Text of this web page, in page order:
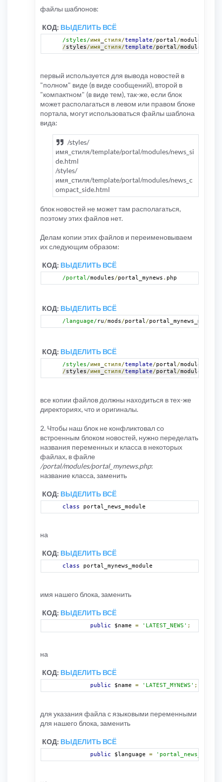
файлы шаблонов:
КОД: ВЫДЕЛИТЬ ВСЁ
/styles/имя стиля/template/portal/modules
/styles/имя стиля/template/portal/modules
первый используется для вывода новостей в
"полном" виде (в виде сообщений), второй в
"компактном" (в виде тем), так-же, если блок
может располагаться в левом или правом блоке
портала, могут использоваться файлы шаблона
вида:
/styles/
имя_стиля/template/portal/modules/news_si
de.html
/styles/
имя_стиля/template/portal/modules/news_c
ompact_side.html
блок новостей не может там располагаться,
поэтому этих файлов нет.
Делам копии этих файлов и переименовываем
их следующим образом:
КОД: ВЫДЕЛИТЬ ВСЁ
/portal/modules/portal_mynews . php
КОД: ВЫДЕЛИТЬ ВСЁ
/language/ ru/mods/portal/portal_mynews_module
КОД: ВЫДЕЛИТЬ ВСЁ
/styles/имя стиля/template/portal/modules
/styles/имя стиля/template/portal/modules
все копии файлов должны находиться в тех-же
директориях, что и оригиналы.
2. Чтобы наш блок не конфликтовал со
встроенным блоком новостей, нужно переделать
названия переменных и класса в некоторых
файлах, в файле
/portal/modules/portal_mynews.php:
название класса, заменить
КОД: ВЫДЕЛИТЬ ВСЁ
class portal_news_module
на
КОД: ВЫДЕЛИТЬ ВСЁ
class portal_mynews_module
имя нашего блока, заменить
КОД: ВЫДЕЛИТЬ ВСЁ
public $name = 'LATEST_NEWS' ;
на
КОД: ВЫДЕЛИТЬ ВСЁ
public $name = 'LATEST_MYNEWS' ;
для указания файла с языковыми переменными
для нашего блока, заменить
КОД: ВЫДЕЛИТЬ ВСЁ
public $language =